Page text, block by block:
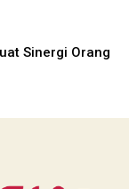
Sinergi Orang